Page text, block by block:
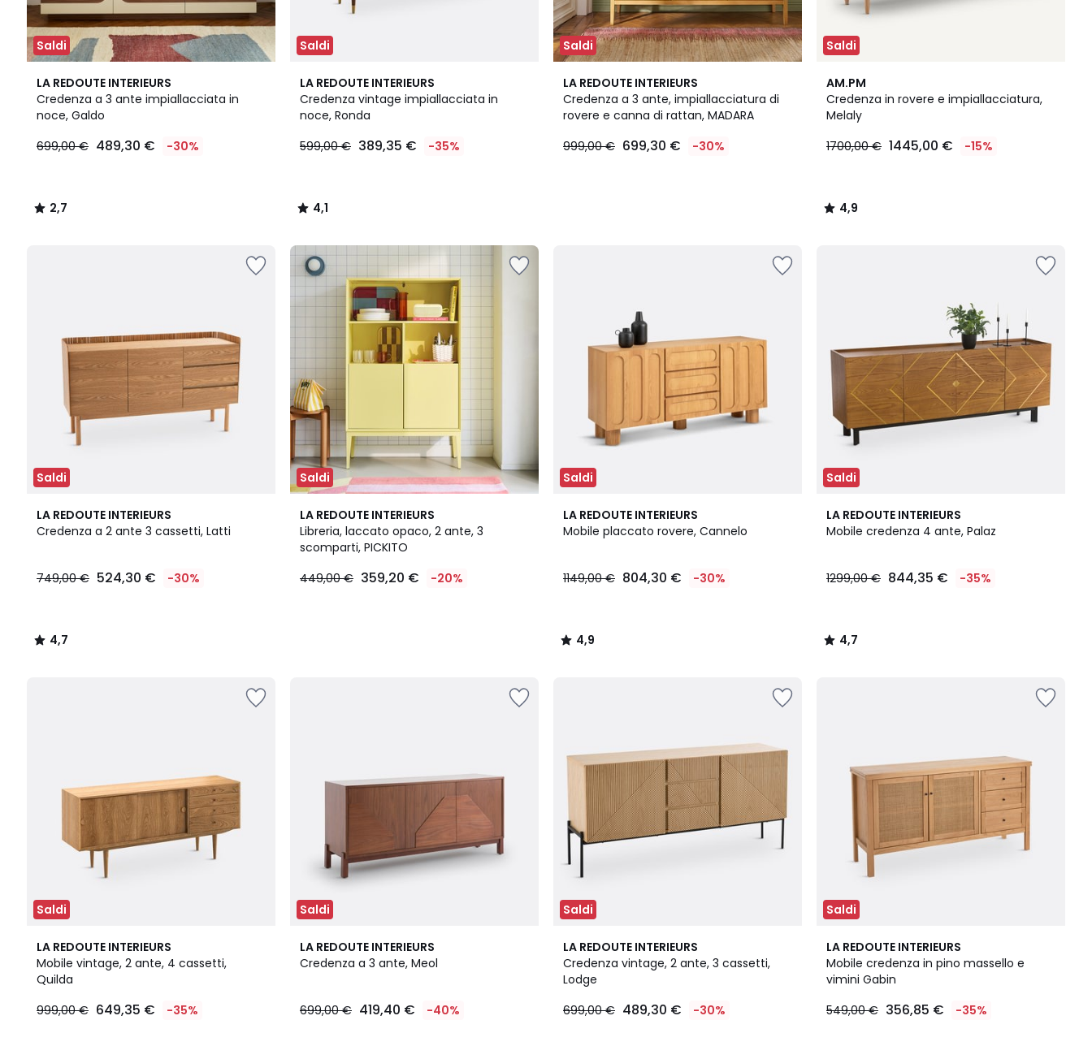
Saldi
LA REDOUTE INTERIEURS
Credenza a 3 ante impiallacciata in
noce, Galdo
699,00 € 489,30 € -30%
2,7
/ 5
2,7
/
Saldi
LA REDOUTE INTERIEURS
Credenza vintage impiallacciata in
noce, Ronda
599,00 € 389,35 € -35%
4,1
/ 5
4,1
/
Saldi
LA REDOUTE INTERIEURS
Credenza a 3 ante, impiallacciatura di
rovere e canna di rattan, MADARA
999,00 € 699,30 € -30%
Saldi
AM.PM
Credenza in rovere e impiallacciatura,
Melaly
1700,00 € 1445,00 € -15%
4,9
/ 5
4,9
/
Saldi
LA REDOUTE INTERIEURS
Credenza a 2 ante 3 cassetti, Latti
749,00 € 524,30 € -30%
4,7
/ 5
4,7
/
Saldi
LA REDOUTE INTERIEURS
Libreria, laccato opaco, 2 ante, 3
scomparti, PICKITO
449,00 € 359,20 € -20%
Saldi
LA REDOUTE INTERIEURS
Mobile placcato rovere, Cannelo
1149,00 € 804,30 € -30%
4,9
/ 5
4,9
/
Saldi
LA REDOUTE INTERIEURS
Mobile credenza 4 ante, Palaz
1299,00 € 844,35 € -35%
4,7
/ 5
4,7
/
Saldi
LA REDOUTE INTERIEURS
Mobile vintage, 2 ante, 4 cassetti,
Quilda
999,00 € 649,35 € -35%
4,6
/ 5
Saldi
LA REDOUTE INTERIEURS
Credenza a 3 ante, Meol
699,00 € 419,40 € -40%
3,8
/ 5
Saldi
LA REDOUTE INTERIEURS
Credenza vintage, 2 ante, 3 cassetti,
Lodge
699,00 € 489,30 € -30%
4,7
/ 5
Saldi
LA REDOUTE INTERIEURS
Mobile credenza in pino massello e
vimini Gabin
549,00 € 356,85 € -35%
4,3
/ 5